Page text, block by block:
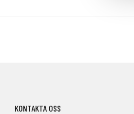
KONTAKTA OSS